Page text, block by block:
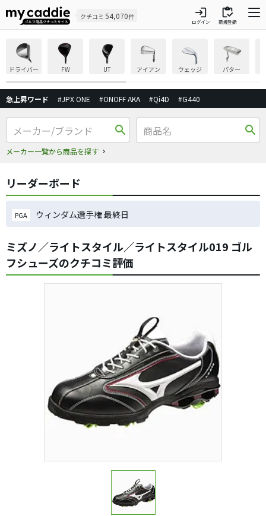
クチコミ 54,070件 login
ログイン
inventory
新規登録
ドライバー FW UT アイアン ウェッジ パター
急上昇ワード #JPX ONE #ONOFF AKA #Qi4D #G440
search
メーカー一覧から商品を探す
search
リーダーボード
PGA ウィンダム選手権 最終日
ミズノ／ライトスタイル／ライトスタイル019 ゴル
フシューズのクチコミ評価